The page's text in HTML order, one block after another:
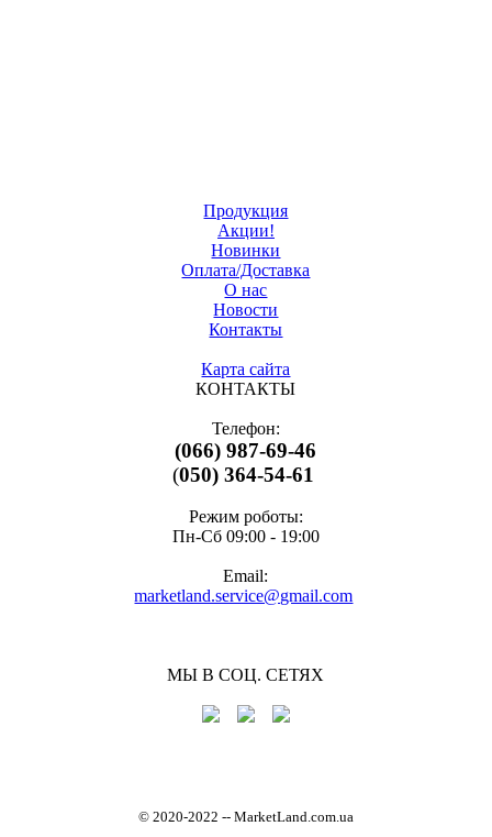
Продукция
Акции!
Новинки
Оплата/Доставка
О нас
Новости
Контакты
Карта сайта
КОНТАКТЫ
Телефон:
(066) 987-69-46
(050) 364-54-61
Режим роботы:
Пн-Cб 09:00 - 19:00
Email:
marketland.service@gmail.com
МЫ В СОЦ. СЕТЯХ
© 2020-2022 -- MarketLand.com.ua